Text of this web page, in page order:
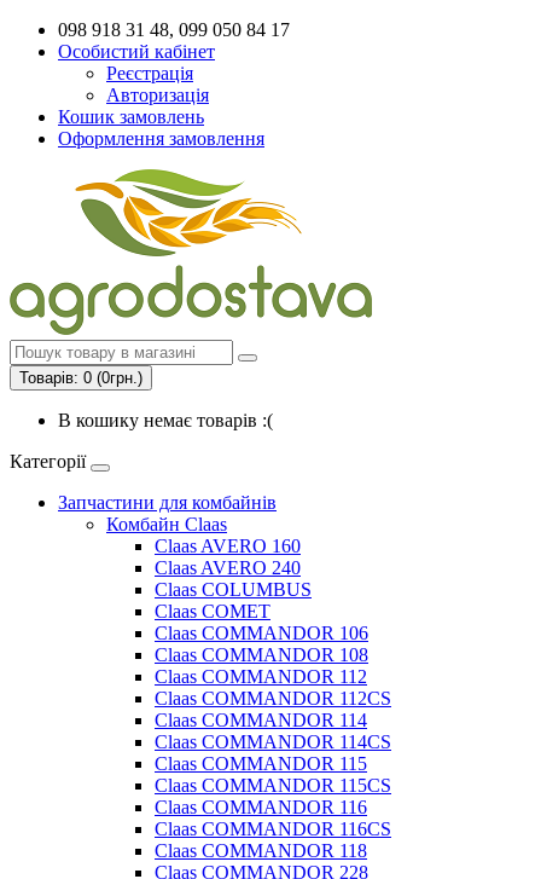
098 918 31 48, 099 050 84 17
Особистий кабінет
Реєстрація
Авторизація
Кошик замовлень
Оформлення замовлення
Товарів: 0 (0грн.)
В кошику немає товарів :(
Категорії
Запчастини для комбайнів
Комбайн Claas
Claas AVERO 160
Claas AVERO 240
Claas COLUMBUS
Claas COMET
Claas COMMANDOR 106
Claas COMMANDOR 108
Claas COMMANDOR 112
Claas COMMANDOR 112CS
Claas COMMANDOR 114
Claas COMMANDOR 114CS
Claas COMMANDOR 115
Claas COMMANDOR 115CS
Claas COMMANDOR 116
Claas COMMANDOR 116CS
Claas COMMANDOR 118
Claas COMMANDOR 228